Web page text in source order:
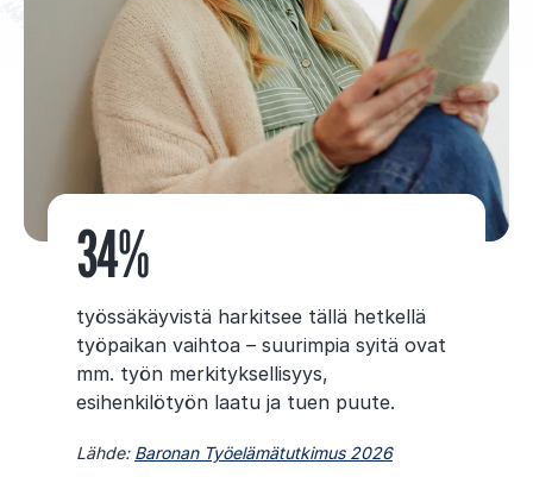
34%
työssäkäyvistä harkitsee tällä hetkellä
työpaikan vaihtoa – suurimpia syitä ovat
mm. työn merkityksellisyys,
esihenkilötyön laatu ja tuen puute.
Lähde: Baronan Työelämätutkimus 2026